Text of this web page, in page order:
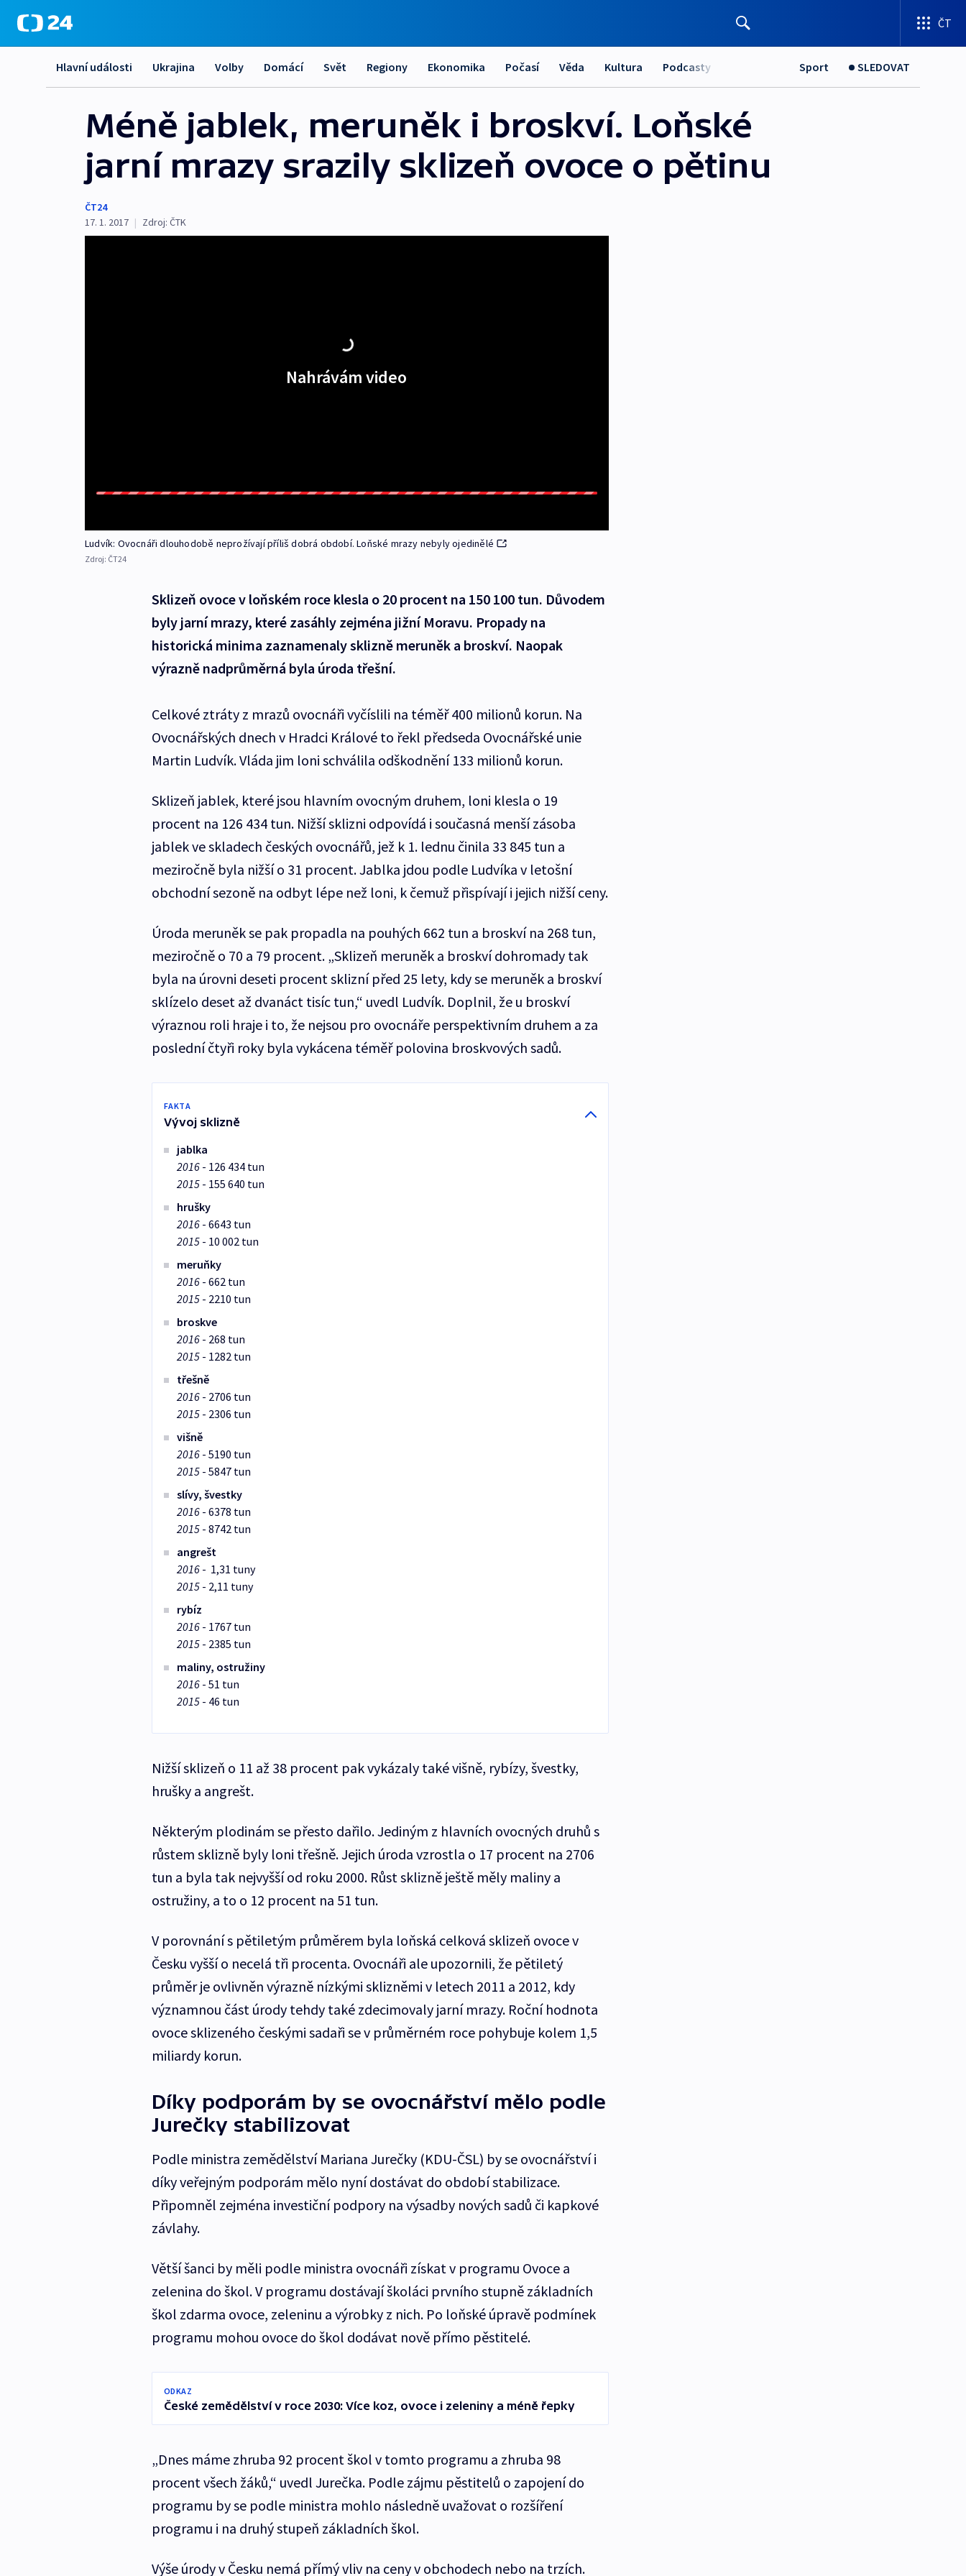
ČT
Hlavní události Ukrajina Volby Domácí Svět Regiony Ekonomika Počasí Věda Kultura Podcasty Sport SLEDOVAT
Méně jablek, meruněk i broskví. Loňské
jarní mrazy srazily sklizeň ovoce o pětinu
ČT24
17. 1. 2017 | Zdroj: ČTK
Nahrávám video
Ludvík: Ovocnáři dlouhodobě neprožívají příliš dobrá období. Loňské mrazy nebyly ojedinělé
Zdroj: ČT24
Sklizeň ovoce v loňském roce klesla o 20 procent na 150 100 tun. Důvodem
byly jarní mrazy, které zasáhly zejména jižní Moravu. Propady na
historická minima zaznamenaly sklizně meruněk a broskví. Naopak
výrazně nadprůměrná byla úroda třešní.
Celkové ztráty z mrazů ovocnáři vyčíslili na téměř 400 milionů korun. Na
Ovocnářských dnech v Hradci Králové to řekl předseda Ovocnářské unie
Martin Ludvík. Vláda jim loni schválila odškodnění 133 milionů korun.
Sklizeň jablek, které jsou hlavním ovocným druhem, loni klesla o 19
procent na 126 434 tun. Nižší sklizni odpovídá i současná menší zásoba
jablek ve skladech českých ovocnářů, jež k 1. lednu činila 33 845 tun a
meziročně byla nižší o 31 procent. Jablka jdou podle Ludvíka v letošní
obchodní sezoně na odbyt lépe než loni, k čemuž přispívají i jejich nižší ceny.
Úroda meruněk se pak propadla na pouhých 662 tun a broskví na 268 tun,
meziročně o 70 a 79 procent. „Sklizeň meruněk a broskví dohromady tak
byla na úrovni deseti procent sklizní před 25 lety, kdy se meruněk a broskví
sklízelo deset až dvanáct tisíc tun,“ uvedl Ludvík. Doplnil, že u broskví
výraznou roli hraje i to, že nejsou pro ovocnáře perspektivním druhem a za
poslední čtyři roky byla vykácena téměř polovina broskvových sadů.
FAKTA
Vývoj sklizně
jablka
2016- 126 434 tun
2015 - 155 640 tun
hrušky
2016- 6643 tun
2015- 10 002 tun
meruňky
2016- 662 tun
2015- 2210 tun
broskve
2016- 268 tun
2015- 1282 tun
třešně
2016- 2706 tun
2015- 2306 tun
višně
2016- 5190 tun
2015- 5847 tun
slívy, švestky
2016- 6378 tun
2015- 8742 tun
angrešt
2016- 1,31 tuny
2015- 2,11 tuny
rybíz
2016- 1767 tun
2015- 2385 tun
maliny, ostružiny
2016- 51 tun
2015- 46 tun
Nižší sklizeň o 11 až 38 procent pak vykázaly také višně, rybízy, švestky,
hrušky a angrešt.
Některým plodinám se přesto dařilo. Jediným z hlavních ovocných druhů s
růstem sklizně byly loni třešně. Jejich úroda vzrostla o 17 procent na 2706
tun a byla tak nejvyšší od roku 2000. Růst sklizně ještě měly maliny a
ostružiny, a to o 12 procent na 51 tun.
V porovnání s pětiletým průměrem byla loňská celková sklizeň ovoce v
Česku vyšší o necelá tři procenta. Ovocnáři ale upozornili, že pětiletý
průměr je ovlivněn výrazně nízkými sklizněmi v letech 2011 a 2012, kdy
významnou část úrody tehdy také zdecimovaly jarní mrazy. Roční hodnota
ovoce sklizeného českými sadaři se v průměrném roce pohybuje kolem 1,5
miliardy korun.
Díky podporám by se ovocnářství mělo podle
Jurečky stabilizovat
Podle ministra zemědělství Mariana Jurečky (KDU-ČSL) by se ovocnářství i
díky veřejným podporám mělo nyní dostávat do období stabilizace.
Připomněl zejména investiční podpory na výsadby nových sadů či kapkové
závlahy.
Větší šanci by měli podle ministra ovocnáři získat v programu Ovoce a
zelenina do škol. V programu dostávají školáci prvního stupně základních
škol zdarma ovoce, zeleninu a výrobky z nich. Po loňské úpravě podmínek
programu mohou ovoce do škol dodávat nově přímo pěstitelé.
ODKAZ
České zemědělství v roce 2030: Více koz, ovoce i zeleniny a méně řepky
„Dnes máme zhruba 92 procent škol v tomto programu a zhruba 98
procent všech žáků,“ uvedl Jurečka. Podle zájmu pěstitelů o zapojení do
programu by se podle ministra mohlo následně uvažovat o rozšíření
programu i na druhý stupeň základních škol.
Výše úrody v Česku nemá přímý vliv na ceny v obchodech nebo na trzích.